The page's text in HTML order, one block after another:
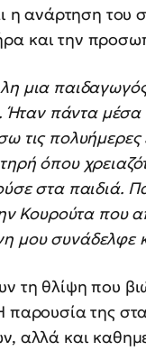
η ανάρτηση του
και την
μια
Ήταν πάντα
τις
όπου
στα παιδιά.
Κουρούτα που
μου συνάδελφε
τη θλίψη που
της
αλλά και